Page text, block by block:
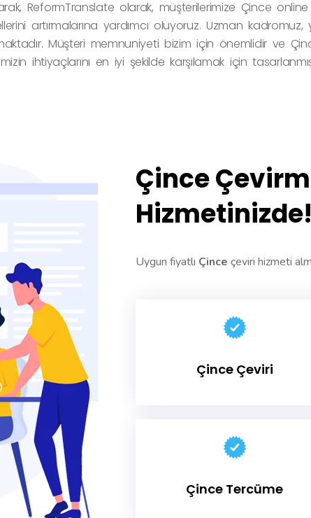
ReformTranslate olarak, müşterilerimize Çince
artırmalarına yardımcı oluyoruz. Uzman
Müşteri memnuniyeti bizim için önemlidir ve
ihtiyaçlarını en iyi şekilde karşılamak için
Çince
Hizmetinizde!
Uygun fiyatlı Çince çeviri hizmeti
Çince Çeviri
Çince Tercüme